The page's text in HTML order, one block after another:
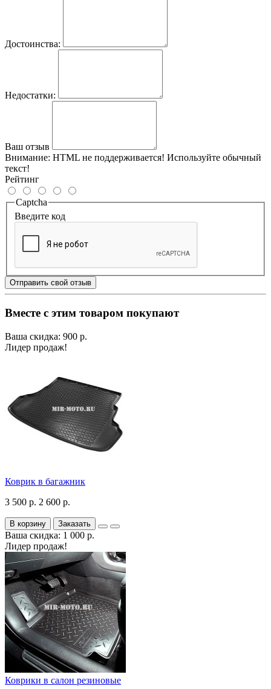
Достоинства:
Недостатки:
Ваш отзыв
Внимание: HTML не поддерживается! Используйте обычный
текст!
Рейтинг
Captcha
Введите код
Отправить свой отзыв
Вместе с этим товаром покупают
Ваша скидка: 900 р.
Лидер продаж!
Коврик в багажник
3 500 р. 2 600 р.
В корзину Заказать
Ваша скидка: 1 000 р.
Лидер продаж!
Коврики в салон резиновые